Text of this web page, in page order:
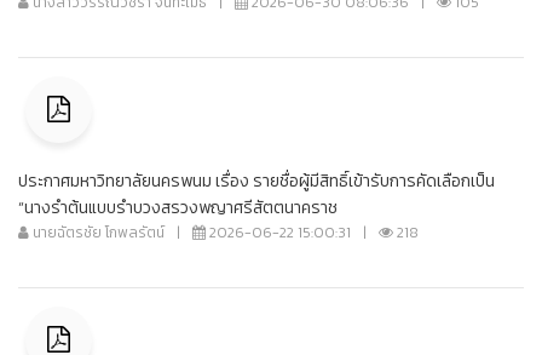
ประกาศมหาวิทยาลัยนครพนม เรื่อง รายชื่อผู้มีสิทธิ์เข้ารับการคัดเลือกเป็น
“นางรำต้นแบบรำบวงสรวงพญาศรีสัตตนาคราช
นายฉัตรชัย โกพลรัตน์ | 2026-06-22 15:00:31 | 218